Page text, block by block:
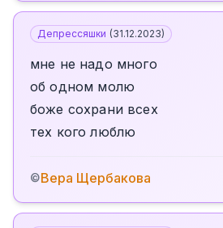
Депрессяшки (31.12.2023)
мне не надо много
об одном молю
боже сохрани всех
тех кого люблю
©Вера Щербакова